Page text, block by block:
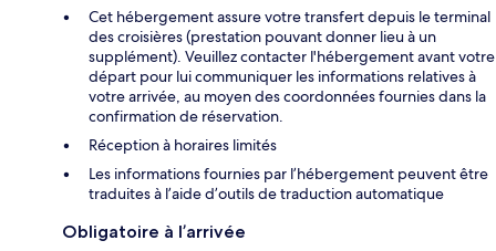
Cet hébergement assure votre transfert depuis le terminal
des croisières (prestation pouvant donner lieu à un
supplément). Veuillez contacter l'hébergement avant votre
départ pour lui communiquer les informations relatives à
votre arrivée, au moyen des coordonnées fournies dans la
confirmation de réservation.
Réception à horaires limités
Les informations fournies par l’hébergement peuvent être
traduites à l’aide d’outils de traduction automatique
Obligatoire à l’arrivée